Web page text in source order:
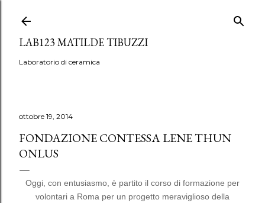
LAB123 MATILDE TIBUZZI
Laboratorio di ceramica
ottobre 19, 2014
FONDAZIONE CONTESSA LENE THUN
ONLUS
Oggi, con entusiasmo, è partito il corso di formazione per
volontari a Roma per un progetto meraviglioso della